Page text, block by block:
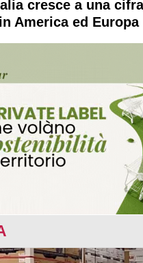
cresce a una
America ed Europa